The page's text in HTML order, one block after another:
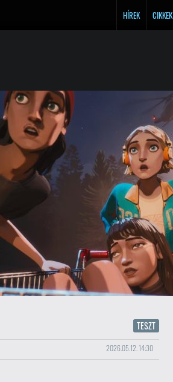
HÍREK CIKKEK
TESZT
2026.05.12. 14:30